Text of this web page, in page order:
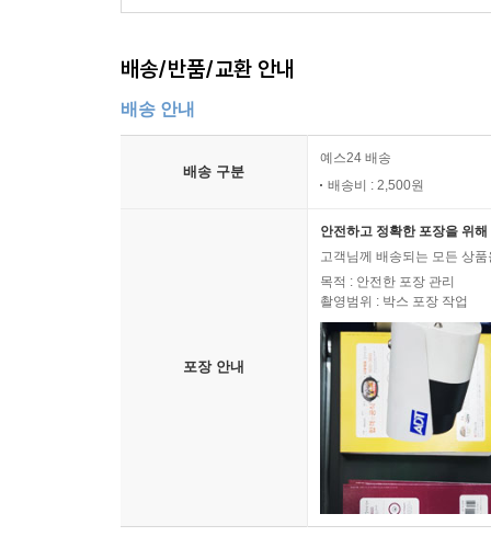
배송/반품/교환 안내
배송 안내
배송 구분
예스24 배송
배송비 : 2,500원
포장 안내
안전하고 정확한 포장을 위
고객님께 배송되는 모든 상
목적 : 안전한 포장 관리
촬영범위 : 박스 포장 작업